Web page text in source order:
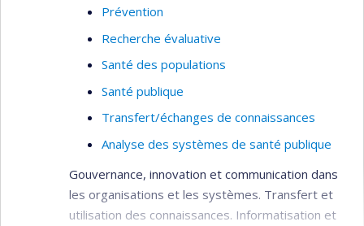
Prévention
Recherche évaluative
Santé des populations
Santé publique
Transfert/échanges de connaissances
Analyse des systèmes de santé publique
Gouvernance, innovation et communication dans
les organisations et les systèmes. Transfert et
utilisation des connaissances. Informatisation et